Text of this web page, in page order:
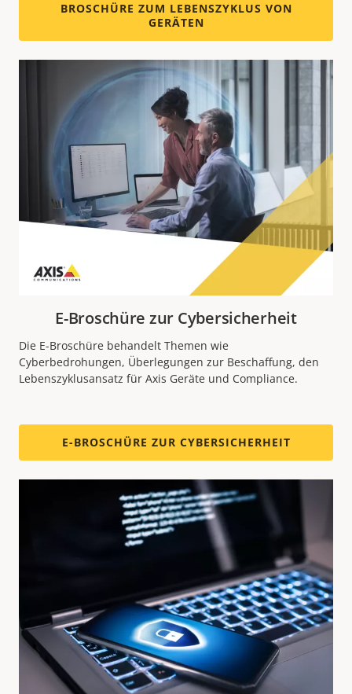
BROSCHÜRE ZUM LEBENSZYKLUS VON
GERÄTEN
E-Broschüre zur Cybersicherheit
Die E-Broschüre behandelt Themen wie
Cyberbedrohungen, Überlegungen zur Beschaffung, den
Lebenszyklusansatz für Axis Geräte und Compliance.
E-BROSCHÜRE ZUR CYBERSICHERHEIT